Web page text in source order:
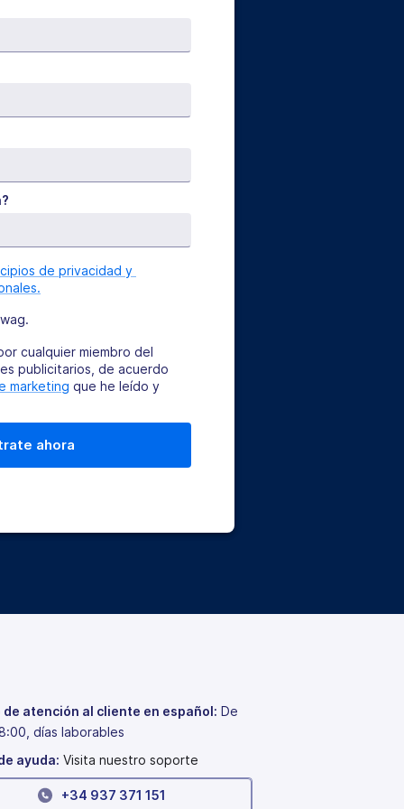
de privacidad y
cualquier miembro del
publicitarios, de acuerdo
marketing que he leído y
de atención al cliente en español: De
días laborables
ayuda: Visita nuestro soporte
+34 937 371 151